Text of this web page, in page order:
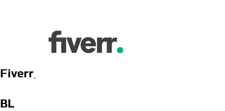
Fiverr
BL